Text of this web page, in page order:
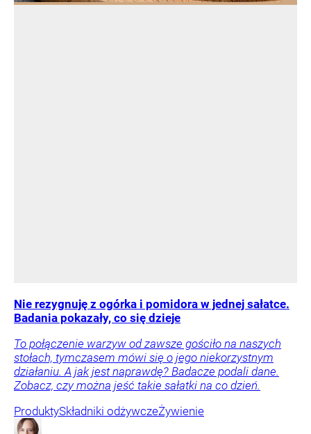
Nie rezygnuję z ogórka i pomidora w jednej sałatce.
Badania pokazały, co się dzieje
To połączenie warzyw od zawsze gościło na naszych
stołach, tymczasem mówi się o jego niekorzystnym
działaniu. A jak jest naprawdę? Badacze podali dane.
Zobacz, czy można jeść takie sałatki na co dzień.
ProduktySkładniki odżywczeŻywienie